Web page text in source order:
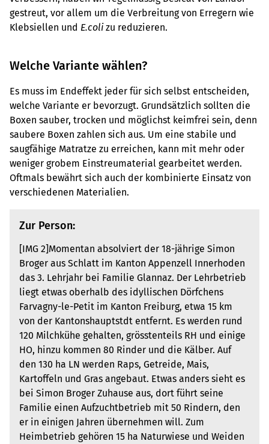
gestreut, vor allem um die Verbreitung von Erregern wie
Klebsiellen und E.colizu reduzieren.
Welche Variante wählen?
Es muss im Endeffekt jeder für sich selbst entscheiden,
welche Variante er bevorzugt. Grundsätzlich sollten die
Boxen sauber, trocken und möglichst keimfrei sein, denn
saubere Boxen zahlen sich aus. Um eine stabile und
saugfähige Matratze zu erreichen, kann mit mehr oder
weniger grobem Einstreumaterial gearbeitet werden.
Oftmals bewährt sich auch der kombinierte Einsatz von
verschiedenen Materialien.
Zur Person:
[IMG 2]Momentan absolviert der 18-jährige Simon
Broger aus Schlatt im Kanton Appenzell Innerhoden
das 3. Lehrjahr bei Familie Glannaz. Der Lehrbetrieb
liegt etwas oberhalb des idyllischen Dörfchens
Farvagny-le-Petit im Kanton Freiburg, etwa 15 km
von der Kantonshauptstdt entfernt. Es werden rund
120 Milchkühe gehalten, grösstenteils RH und einige
HO, hinzu kommen 80 Rinder und die Kälber. Auf
den 130 ha LN werden Raps, Getreide, Mais,
Kartoffeln und Gras angebaut. Etwas anders sieht es
bei Simon Broger Zuhause aus, dort führt seine
Familie einen Aufzuchtbetrieb mit 50 Rindern, den
er in einigen Jahren übernehmen will. Zum
Heimbetrieb gehören 15 ha Naturwiese und Weiden